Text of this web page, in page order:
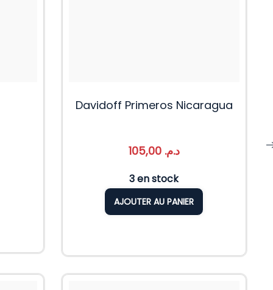
Davidoff Primeros Nicaragua
د.م. 105,00
3 en stock
AJOUTER AU PANIER